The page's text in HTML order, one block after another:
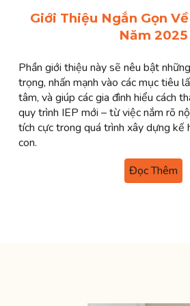
Giới Thiệu Ngắn Gọn
Năm 2025
Phần giới thiệu này sẽ nêu bật
trọng, nhấn mạnh vào các mục tiêu
tâm, và giúp các gia đình hiểu cách
quy trình IEP mới – từ việc nắm rõ
tích cực trong quá trình xây dựng kế
con.
Đọc Thêm